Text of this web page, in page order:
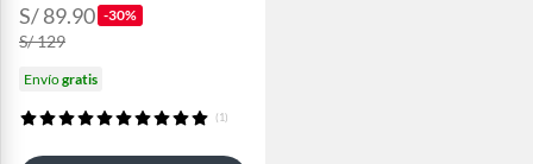
S/ 89.90 -30%
S/ 129
Envíogratis
(1)